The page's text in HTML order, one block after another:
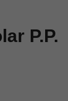
P.P.